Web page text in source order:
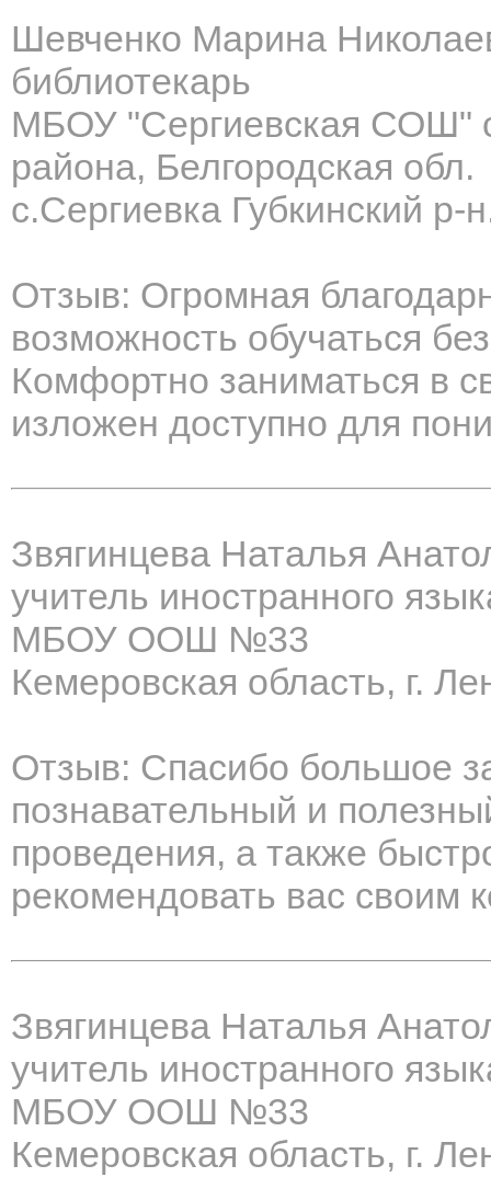
Шевченко Марина
библиотекарь
МБОУ "Сергиевская СОШ"
района, Белгородская обл.
с.Сергиевка Губкинский р-
Отзыв: Огромная
возможность обучаться
Комфортно заниматься в
изложен доступно для
Звягинцева Наталья
учитель иностранного
МБОУ ООШ №33
Кемеровская область, г.
Отзыв: Спасибо большое
познавательный и
проведения, а также
рекомендовать вас своим
Звягинцева Наталья
учитель иностранного
МБОУ ООШ №33
Кемеровская область, г.